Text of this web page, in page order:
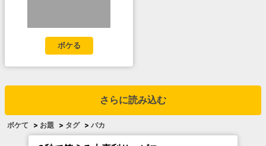
ボケる
さらに読み込む
ボケて > お題 > タグ > バカ